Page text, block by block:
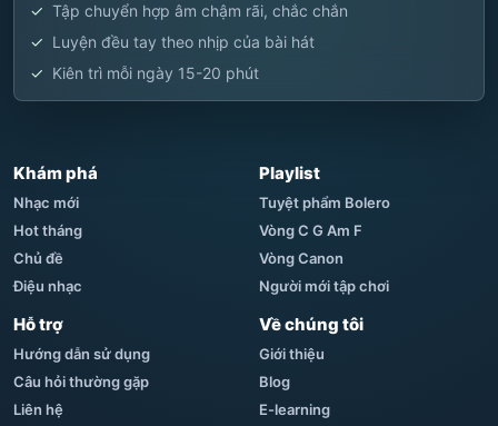
Tập chuyển hợp âm chậm rãi, chắc chắn
Luyện đều tay theo nhịp của bài hát
Kiên trì mỗi ngày 15-20 phút
Khám phá
Nhạc mới
Hot tháng
Chủ đề
Điệu nhạc
Playlist
Tuyệt phẩm Bolero
Vòng C G Am F
Vòng Canon
Người mới tập chơi
Hỗ trợ
Hướng dẫn sử dụng
Câu hỏi thường gặp
Liên hệ
Về chúng tôi
Giới thiệu
Blog
E-learning